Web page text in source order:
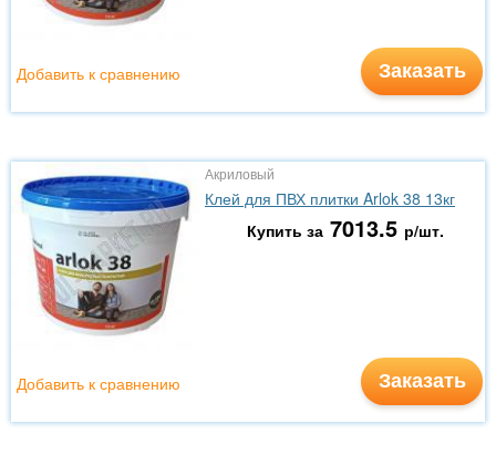
Заказать
Добавить к сравнению
Акриловый
Клей для ПВХ плитки Arlok 38 13кг
Купить за 7013.5 р/шт.
Заказать
Добавить к сравнению